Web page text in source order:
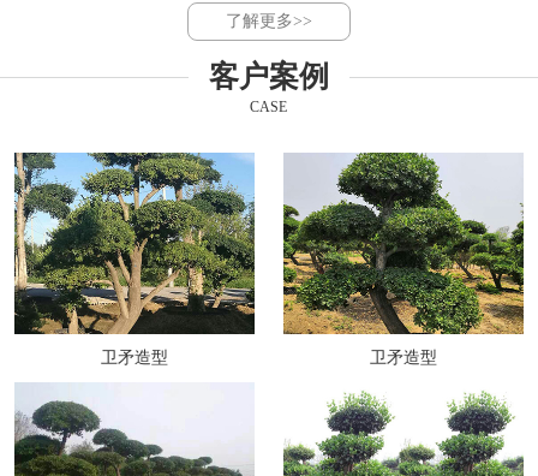
了解更多>>
客户案例
CASE
卫矛造型 卫矛造型